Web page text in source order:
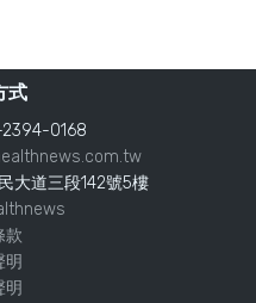
式
0168
大道三段142號5樓
款
明
明